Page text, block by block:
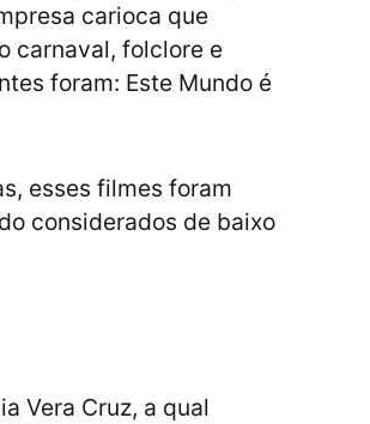
carioca que
carnaval, folclore e
foram: Este Mundo é
esses filmes foram
considerados de baixo
Vera Cruz, a qual